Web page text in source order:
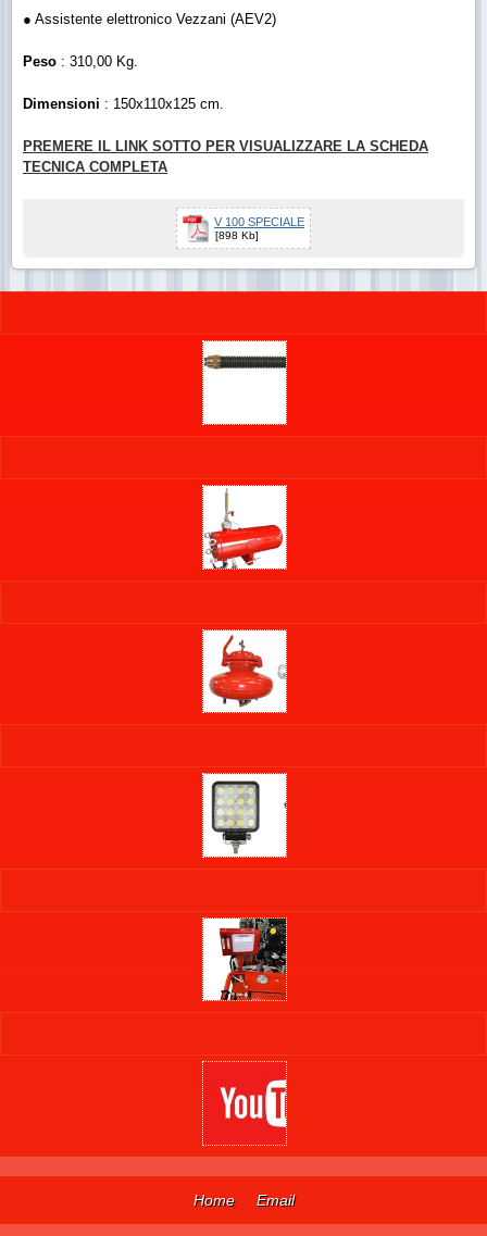
● Assistente elettronico Vezzani (AEV2)
Peso : 310,00 Kg.
Dimensioni : 150x110x125 cm.
PREMERE IL LINK SOTTO PER VISUALIZZARE LA SCHEDA
TECNICA COMPLETA
V 100 SPECIALE
[898 Kb]
Home Email